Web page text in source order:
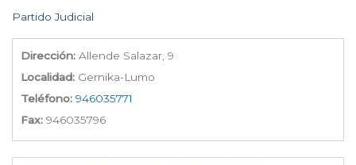
Partido Judicial
Dirección: Allende Salazar, 9
Localidad: Gernika-Lumo
Teléfono: 946035771
Fax: 946035796